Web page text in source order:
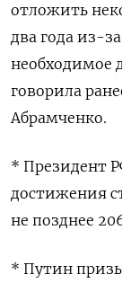
отложить
два года из-
необходимое
говорила
Абрамченко.
* Президент
достижения
не позднее
* Путин